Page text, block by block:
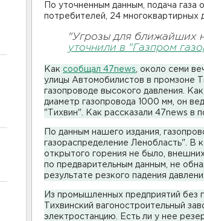
По уточненным данным, подача газа
потребителей, 24 многоквартирных
"Угрозы для ближайших
уточнили в "Газпром
Как сообщал 47news , около семи
улицы Автомобилистов в промзоне
газопроводе высокого давления.
диаметр газопровода 1000 мм, он
"Тихвин". Как рассказали 47news в
По данным нашего издания,
газораспределение Ленобласть". В
открытого горения не было,
по предварительным данным, не
результате резкого падения
Из промышленных предприятий без
Тихвинский вагоностроительный
электростанцию. Есть ли у нее